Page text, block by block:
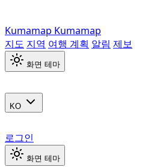
Kumamap Kumamap
지도 지역 여행 계획 알림 제보
화면 테마
KO
로그인
화면 테마